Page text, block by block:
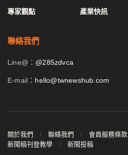
專家觀點
產業快訊
聯絡我們
Line@： @285zdvca
E-mail： hello@twnewshub.com
關於我們 聯絡我們 會員服務條款
新聞稿刊登教學
新聞投稿